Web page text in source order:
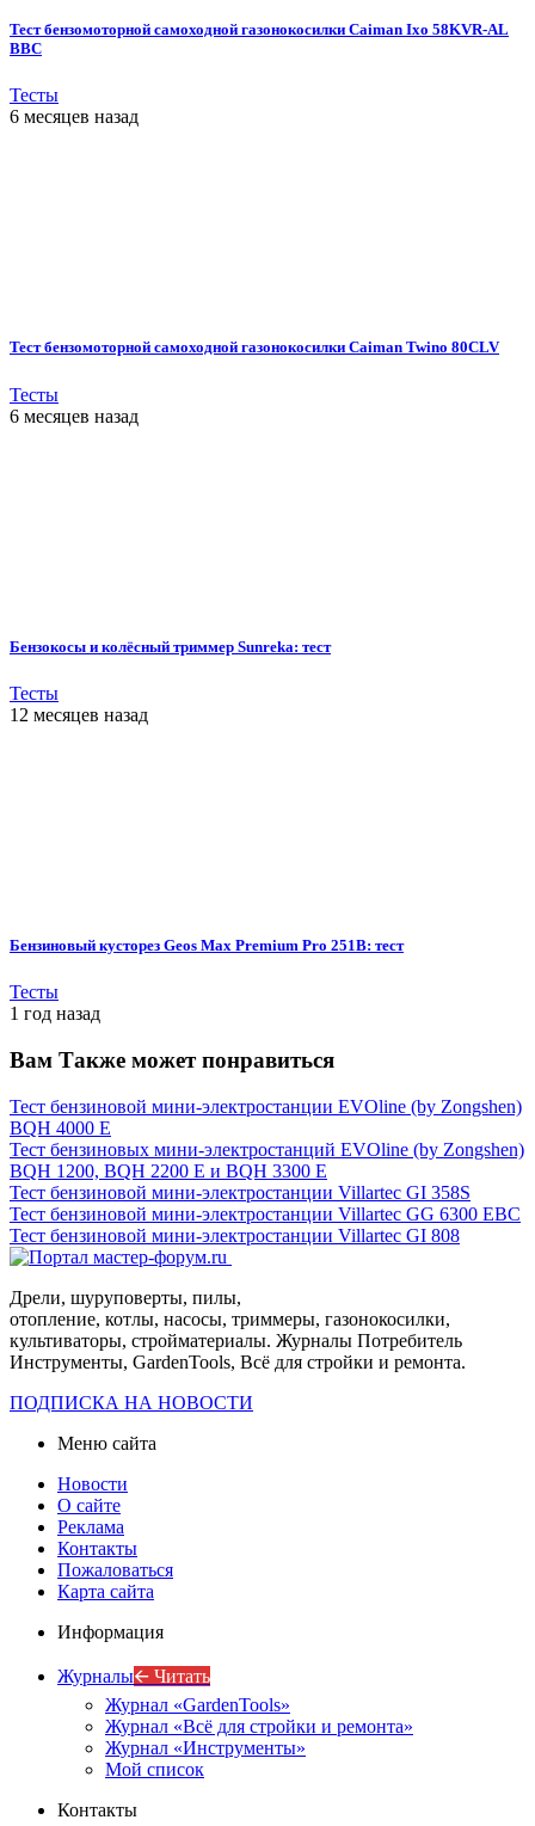
Тест бензомоторной самоходной газонокосилки Caiman Ixo 58KVR-AL
BBC
Тесты
6 месяцев назад
Тест бензомоторной самоходной газонокосилки Caiman Twino 80CLV
Тесты
6 месяцев назад
Бензокосы и колёсный триммер Sunreka: тест
Тесты
12 месяцев назад
Бензиновый кусторез Geos Max Premium Pro 251B: тест
Тесты
1 год назад
Вам Также может понравиться
Тест бензиновой мини-электростанции EVOline (by Zongshen)
BQH 4000 E
Тест бензиновых мини-электростанций EVOline (by Zongshen)
BQH 1200, BQH 2200 E и BQH 3300 E
Тест бензиновой мини-электростанции Villartec GI 358S
Тест бензиновой мини-электростанции Villartec GG 6300 EBC
Тест бензиновой мини-электростанции Villartec GI 808
Дрели, шуруповерты, пилы,
отопление, котлы, насосы, триммеры, газонокосилки,
культиваторы, стройматериалы. Журналы Потребитель
Инструменты, GardenTools, Всё для стройки и ремонта.
ПОДПИСКА НА НОВОСТИ
Меню сайта
Новости
О сайте
Реклама
Контакты
Пожаловаться
Карта сайта
Информация
Журналы🡨 Читать
Журнал «GardenTools»
Журнал «Всё для стройки и ремонта»
Журнал «Инструменты»
Мой список
Контакты